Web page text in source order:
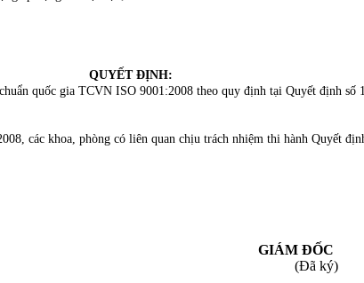
QUYẾT ĐỊNH:
quốc gia TCVN ISO 9001:2008 theo quy định tại Quyết định
các khoa, phòng có liên quan chịu trách nhiệm thi hành Quyết
GIÁM ĐỐC
ký)